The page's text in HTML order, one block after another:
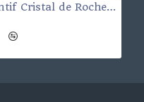
Pendentif Cristal de Roche Pointe